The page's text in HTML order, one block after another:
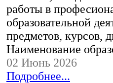
работы в
образовательной
предметов, курсов,
Наименование
02 Июнь 2026
Подробнее...